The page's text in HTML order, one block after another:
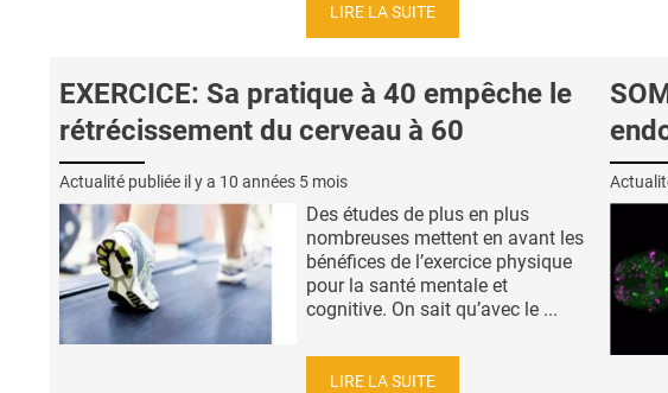
LIRE LA SUITE
EXERCICE: Sa pratique à 40 empêche le
rétrécissement du cerveau à 60
Actualité publiée il y a 10 années 5 mois
Des études de plus en plus
nombreuses mettent en avant les
bénéfices de l’exercice physique
pour la santé mentale et
cognitive. On sait qu’avec le ...
LIRE LA SUITE